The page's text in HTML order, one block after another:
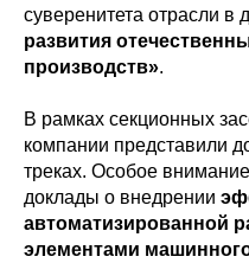
суверенитета отрасли в
развития
производств».
В рамках секционных
компании представили
треках. Особое
доклады о внедрении
автоматизированной
элементами